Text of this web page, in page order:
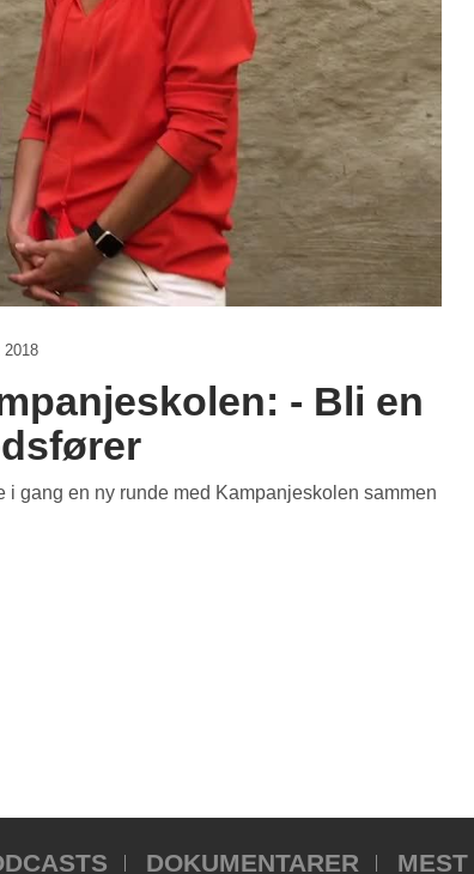
2018
- Bli en
i gang en ny runde med Kampanjeskolen sammen
DOKUMENTARER